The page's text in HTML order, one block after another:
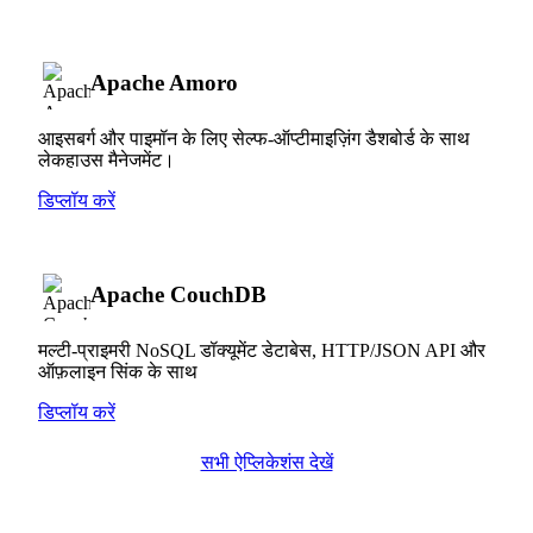
Apache Amoro
आइसबर्ग और पाइमॉन के लिए सेल्फ-ऑप्टीमाइज़िंग डैशबोर्ड के साथ
लेकहाउस मैनेजमेंट।
डिप्लॉय करें
Apache CouchDB
मल्टी-प्राइमरी NoSQL डॉक्यूमेंट डेटाबेस, HTTP/JSON API और
ऑफ़लाइन सिंक के साथ
डिप्लॉय करें
सभी ऐप्लिकेशंस देखें